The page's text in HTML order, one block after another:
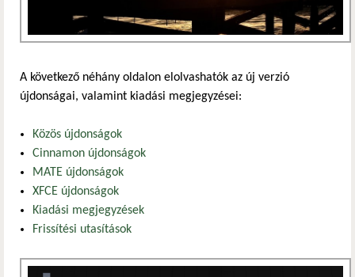
A következő néhány oldalon elolvashatók az új verzió
újdonságai, valamint kiadási megjegyzései:
Közös újdonságok
Cinnamon újdonságok
MATE újdonságok
XFCE újdonságok
Kiadási megjegyzések
Frissítési utasítások